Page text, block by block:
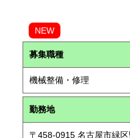
NEW
募集職種
機械整備・修理
勤務地
〒458-0915 名古屋市緑